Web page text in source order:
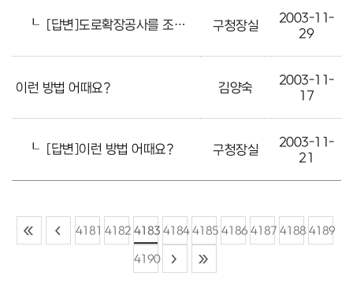
┖ [답변]도로확장공사를 조기에 구청장실
2003-11-
29
이런 방법 어때요? 김양숙
2003-11-
17
┖ [답변]이런 방법 어때요? 구청장실
2003-11-
21
4181 4182 4183 4184 4185 4186 4187 4188 4189
4190